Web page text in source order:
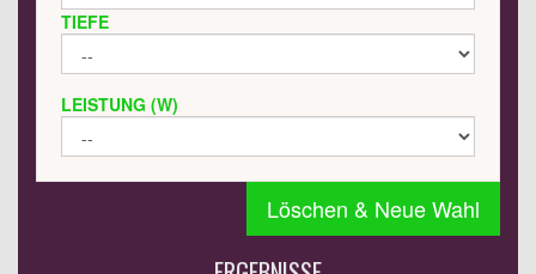
TIEFE
LEISTUNG (W)
Löschen & Neue Wahl